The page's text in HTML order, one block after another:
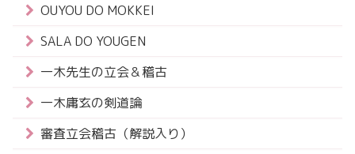
OUYOU DO MOKKEI
SALA DO YOUGEN
一木先生の立会＆稽古
一木庸玄の剣道論
審査立会稽古（解説入り）